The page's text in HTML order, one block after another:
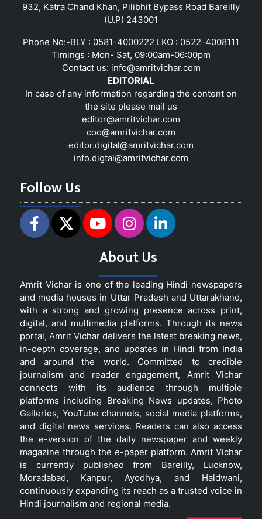
932, Katra Chand Khan, Pilibhit Bypass Road Bareilly
(U.P) 243001
Phone No:-BLY : 0581-4000222 LKO : 0522-4008111
Timings : Mon- Sat, 09:00am-06:00pm
Contact us: info@amritvichar.com
EDITORIAL
In case of any information regarding the content on
the site please mail us
editor@amritvichar.com
coo@amritvichar.com
editor.digital@amritvichar.com
info.digtal@amritvichar.com
Follow Us
About Us
Amrit Vichar is one of the leading Hindi newspapers
and media houses in Uttar Pradesh and Uttarakhand,
with a strong and growing presence across print,
digital, and multimedia platforms. Through its news
portal, Amrit Vichar delivers the latest breaking news,
in-depth coverage, and updates in Hindi from India
and around the world. Committed to credible
journalism and reader engagement, Amrit Vichar
connects with its audience through multiple
platforms including Breaking News updates, Photo
Galleries, YouTube channels, social media platforms,
and digital news services. Readers can also access
the e-version of the daily newspaper and weekly
magazine through the e-paper platform. Amrit Vichar
is currently published from Bareilly, Lucknow,
Moradabad, Kanpur, Ayodhya, and Haldwani,
continuously expanding its reach as a trusted voice in
Hindi journalism and regional media.